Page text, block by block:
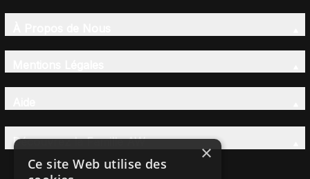
Découvrez la Famille AW
×
Ce site Web utilise des